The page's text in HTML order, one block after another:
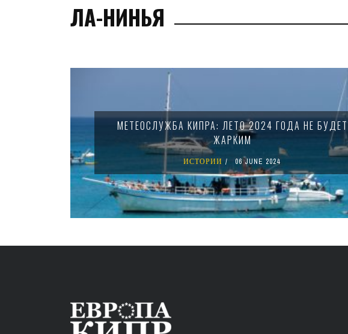
ЛА-НИНЬЯ
МЕТЕОСЛУЖБА КИПРА: ЛЕТО 2024 ГОДА НЕ БУДЕТ
ЖАРКИМ
ИСТОРИИ 06 JUNE 2024